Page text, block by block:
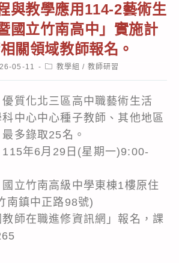
與教學應用114-2藝術生
國立竹南高中」實施計
關領域教師報名。
05-11
Post教學組 / 教師研習
質化北三區高中職藝術生活
中心中心種子教師、其他地區
多錄取25名。
115年6月29日(星期一)9:00-
立竹南高級中學東棟1樓原住
南鎮中正路98號)
師在職進修資訊網」報名，課